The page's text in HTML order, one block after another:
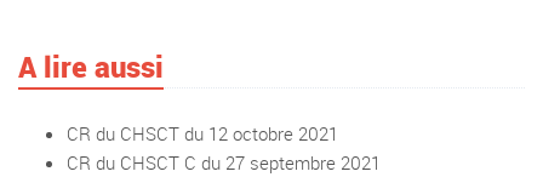
A lire aussi
CR du CHSCT du 12 octobre 2021
CR du CHSCT C du 27 septembre 2021